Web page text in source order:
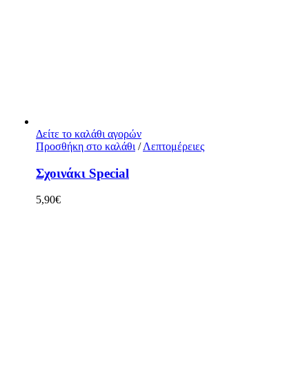
Δείτε το καλάθι αγορών
Προσθήκη στο καλάθι / Λεπτομέρειες
Σχοινάκι Special
5,90€